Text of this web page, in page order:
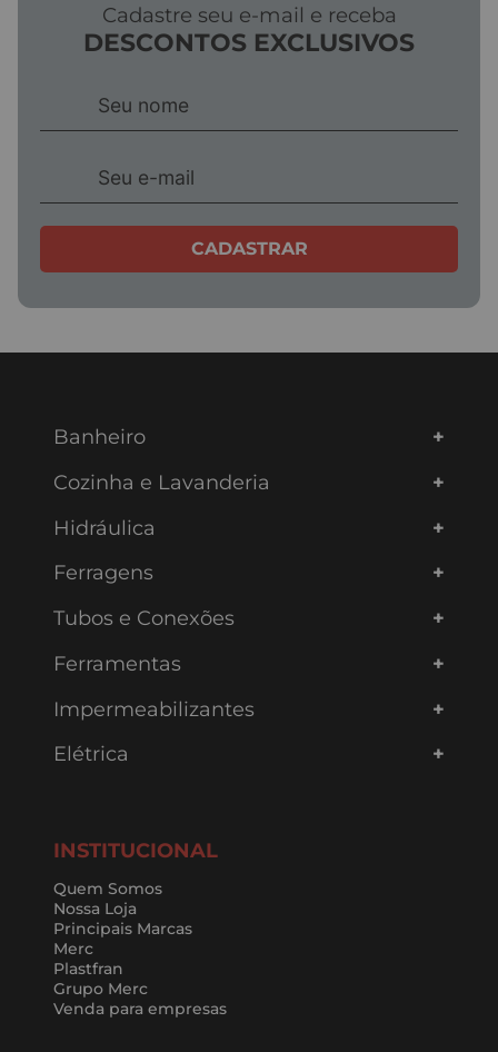
Cadastre seu e-mail e receba
DESCONTOS EXCLUSIVOS
CADASTRAR
Banheiro
Cozinha e Lavanderia
Hidráulica
Ferragens
Tubos e Conexões
Ferramentas
Impermeabilizantes
Elétrica
INSTITUCIONAL
Quem Somos
Nossa Loja
Principais Marcas
Merc
Plastfran
Grupo Merc
Venda para empresas